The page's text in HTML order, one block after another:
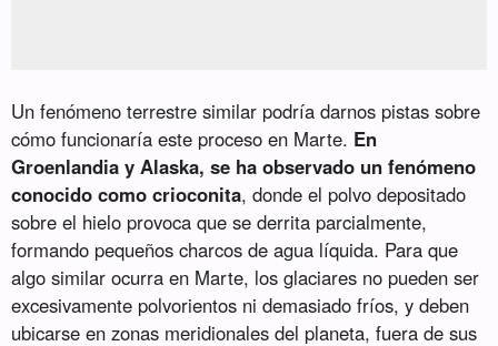
Un fenómeno terrestre similar podría darnos pistas sobre
cómo funcionaría este proceso en Marte. En
Groenlandia y Alaska, se ha observado un fenómeno
conocido como crioconita, donde el polvo depositado
sobre el hielo provoca que se derrita parcialmente,
formando pequeños charcos de agua líquida. Para que
algo similar ocurra en Marte, los glaciares no pueden ser
excesivamente polvorientos ni demasiado fríos, y deben
ubicarse en zonas meridionales del planeta, fuera de sus